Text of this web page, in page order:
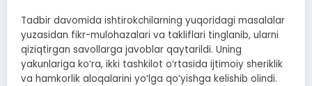
Tadbir davomida ishtirokchilarning yuqoridagi masalalar
yuzasidan fikr-mulohazalari va takliflari tinglanib, ularni
qiziqtirgan savollarga javoblar qaytarildi. Uning
yakunlariga ko‘ra, ikki tashkilot o‘rtasida ijtimoiy sheriklik
va hamkorlik aloqalarini yo‘lga qo‘yishga kelishib olindi.